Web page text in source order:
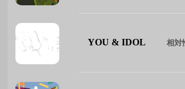
YOU & IDOL 相対